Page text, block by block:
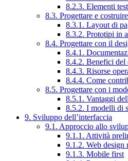
8.2.3. Elementi
8.3. Progettare e
8.3.1. Layout di
8.3.2. Prototipi in
8.4. Progettare con il
8.4.1.
8.4.2. Benefici del
8.4.3. Risorse
8.4.4. Come
8.5. Progettare con i
8.5.1. Vantaggi
8.5.2. I modelli di
9. Sviluppo dell’interfaccia
9.1. Approccio allo
9.1.1. Attività
9.1.2. Web design
9.1.3. Mobile first